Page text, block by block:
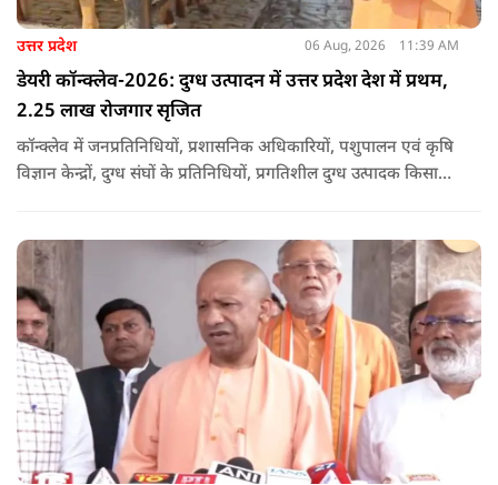
उत्तर प्रदेश 06 Aug, 2026 11:39 AM
डेयरी कॉन्क्लेव-2026: दुग्ध उत्पादन में उत्तर प्रदेश देश में प्रथम,
2.25 लाख रोजगार सृजित
कॉन्क्लेव में जनप्रतिनिधियों, प्रशासनिक अधिकारियों, पशुपालन एवं कृषि
विज्ञान केन्द्रों, दुग्ध संघों के प्रतिनिधियों, प्रगतिशील दुग्ध उत्पादक किसानों,